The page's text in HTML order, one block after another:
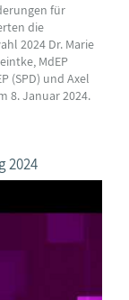
für
die
2024 Dr. Marie
MdEP
(SPD) und Axel
8. Januar 2024.
2024